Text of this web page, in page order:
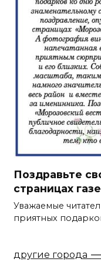
Поздравьте
страницах
Уважаемые
приятных
другие